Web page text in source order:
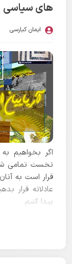
های سیاسی
ایمان کیارسی
اگر بخواهیم
نخست تمامی
قرار است به
عادلانه قرار
پیدا کنیم.